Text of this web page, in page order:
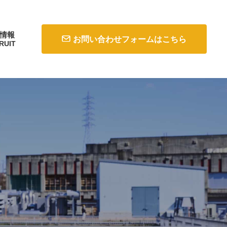
報 お問い合わせフォームはこちら